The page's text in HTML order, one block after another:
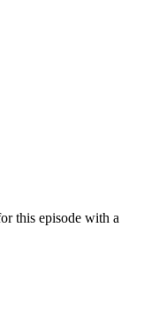
this episode with a